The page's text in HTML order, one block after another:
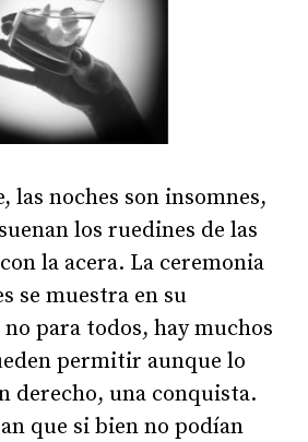
las noches son insomnes,
los ruedines de las
la acera. La ceremonia
se muestra en su
para todos, hay muchos
permitir aunque lo
derecho, una conquista.
que si bien no podían